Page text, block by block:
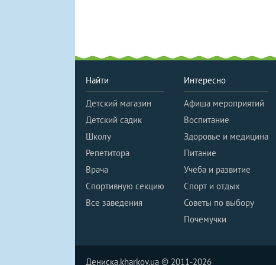
Найти
Детский магазин
Детский садик
Школу
Репетитора
Врача
Спортивную секцию
Все заведения
Интересно
Афиша мероприятий
Воспитание
Здоровье и медицина
Питание
Учёба и развитие
Спорт и отдых
Советы по выбору
Почемучки
Дениска.kharkov.ua © 2011-2026